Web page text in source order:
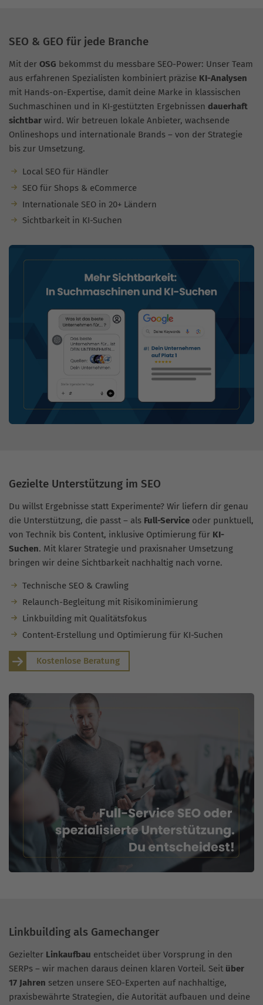
SEO & GEO für jede Branche
Mit der OSG bekommst du messbare SEO-Power: Unser Team
aus erfahrenen Spezialisten kombiniert präzise KI-Analysen
mit Hands-on-Expertise, damit deine Marke in klassischen
Suchmaschinen und in KI‑gestützten Ergebnissen dauerhaft
sichtbar wird. Wir betreuen lokale Anbieter, wachsende
Onlineshops und internationale Brands – von der Strategie
bis zur Umsetzung.
Local SEO für Händler
SEO für Shops & eCommerce
Internationale SEO in 20+ Ländern
Sichtbarkeit in KI-Suchen
Gezielte Unterstützung im SEO
Du willst Ergebnisse statt Experimente? Wir liefern dir genau
die Unterstützung, die passt – als Full-Service oder punktuell,
von Technik bis Content, inklusive Optimierung für KI-
Suchen. Mit klarer Strategie und praxisnaher Umsetzung
bringen wir deine Sichtbarkeit nachhaltig nach vorne.
Technische SEO & Crawling
Relaunch-Begleitung mit Risikominimierung
Linkbuilding mit Qualitätsfokus
Content-Erstellung und Optimierung für KI-Suchen
Kostenlose Beratung
Linkbuilding als Gamechanger
Gezielter Linkaufbau entscheidet über Vorsprung in den
SERPs – wir machen daraus deinen klaren Vorteil. Seit über
17 Jahren setzen unsere SEO-Experten auf nachhaltige,
praxisbewährte Strategien, die Autorität aufbauen und deine